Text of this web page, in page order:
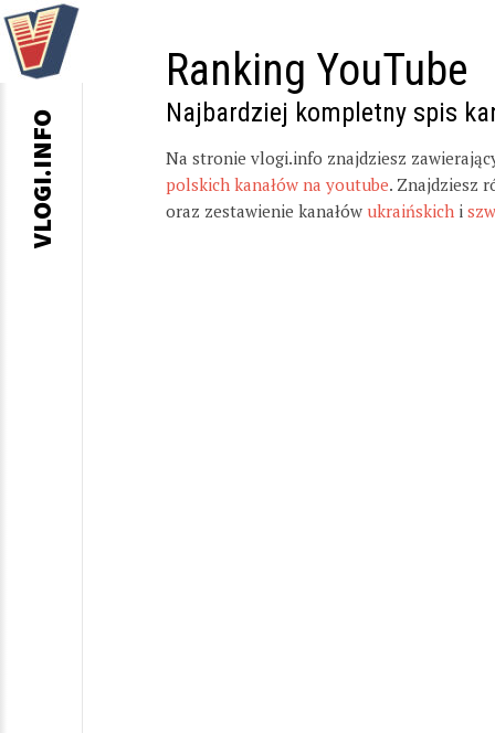
Ranking YouTube
Najbardziej kompletny spis
Na stronie vlogi.info znajdziesz
polskich kanałów na youtube. Znajdziesz
oraz zestawienie kanałów ukraińskich i
VLOGI.INFO